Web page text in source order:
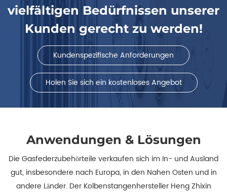
vielfältigen Bedürfnissen unserer
Kunden gerecht zu werden!
Kundenspezifische Anforderungen
Holen Sie sich ein kostenloses Angebot
Anwendungen & Lösungen
Die Gasfederzubehörteile verkaufen sich im In- und Ausland
gut, insbesondere nach Europa, in den Nahen Osten und in
andere Länder. Der Kolbenstangenhersteller Heng Zhixin